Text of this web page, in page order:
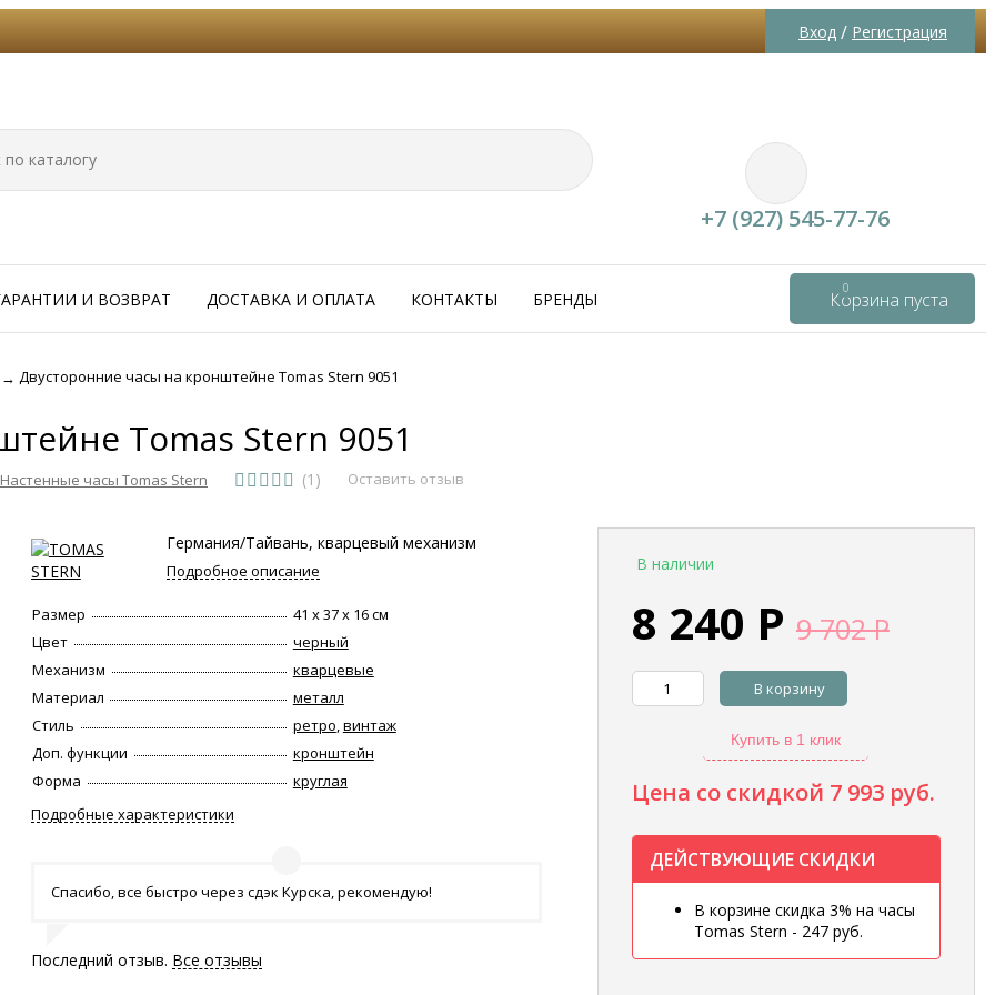
Вход / Регистрация
+7 (927) 545-77-76
Корзина пуста
0
И ВОЗВРАТ ДОСТАВКА И ОПЛАТА КОНТАКТЫ БРЕНДЫ
→ Двусторонние часы на кронштейне Tomas Stern 9051
Tomas Stern 9051
Настенные часы Tomas Stern (1) Оставить отзыв
В наличии
8 240 Р 9 702Р
В корзину
Купить в 1 клик
Цена со скидкой 7 993 руб.
ДЕЙСТВУЮЩИЕ СКИДКИ
В корзине скидка 3% на часы
Tomas Stern - 247 руб.
Германия/Тайвань, кварцевый механизм
Подробное описание
Размер
41 х 37 х 16 см
Цвет
черный
Механизм
кварцевые
Материал
металл
Стиль
ретро,винтаж
Доп. функции
кронштейн
Форма
круглая
Подробные характеристики
Спасибо, все быстро через сдэк Курска, рекомендую!
Последний отзыв. Все отзывы